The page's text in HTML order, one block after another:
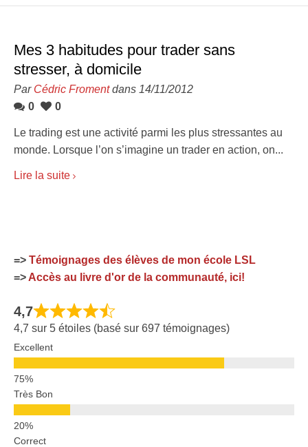
Mes 3 habitudes pour trader sans
stresser, à domicile
Par Cédric Fromentdans 14/11/2012
0
0
Le trading est une activité parmi les plus stressantes au
monde. Lorsque l’on s’imagine un trader en action, on...
Lire la suite
=> Témoignages des élèves de mon école LSL
=> Accès au livre d'or de la communauté, ici!
4,7
4,7 sur 5 étoiles (basé sur 697 témoignages)
Excellent
Très Bon
Correct